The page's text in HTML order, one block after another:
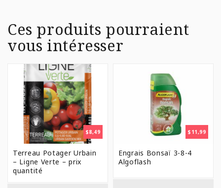
Ces produits pourraient
vous intéresser
$8,49
Terreau Potager Urbain
– Ligne Verte – prix
quantité
$ 11,99
Engrais Bonsaï 3-8-4
Algoflash